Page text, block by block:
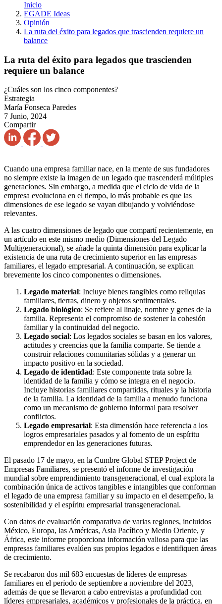
Inicio
EGADE Ideas
Opinión
La ruta del éxito para legados que trascienden requiere un
balance
La ruta del éxito para legados que trascienden
requiere un balance
¿Cuáles son los cinco componentes?
Estrategia
María Fonseca Paredes
7 Junio, 2024
Compartir
Cuando una empresa familiar nace, en la mente de sus fundadores
no siempre existe la imagen de un legado que trascenderá múltiples
generaciones. Sin embargo, a medida que el ciclo de vida de la
empresa evoluciona en el tiempo, lo más probable es que las
dimensiones de ese legado se vayan dibujando y volviéndose
relevantes.
A las cuatro dimensiones de legado que compartí recientemente, en
un artículo en este mismo medio (Dimensiones del Legado
Multigeneracional), se añade la quinta dimensión para explicar la
existencia de una ruta de crecimiento superior en las empresas
familiares, el legado empresarial. A continuación, se explican
brevemente los cinco componentes o dimensiones.
Legado material: Incluye bienes tangibles como reliquias
familiares, tierras, dinero y objetos sentimentales.
Legado biológico: Se refiere al linaje, nombre y genes de la
familia. Representa el compromiso de sostener la cohesión
familiar y la continuidad del negocio.
Legado social: Los legados sociales se basan en los valores,
actitudes y creencias que la familia comparte. Se tiende a
construir relaciones comunitarias sólidas y a generar un
impacto positivo en la sociedad.
Legado de identidad: Este componente trata sobre la
identidad de la familia y cómo se integra en el negocio.
Incluye historias familiares compartidas, rituales y la historia
de la familia. La identidad de la familia a menudo funciona
como un mecanismo de gobierno informal para resolver
conflictos.
Legado empresarial: Esta dimensión hace referencia a los
logros empresariales pasados y al fomento de un espíritu
emprendedor en las generaciones futuras.
El pasado 17 de mayo, en la Cumbre Global STEP Project de
Empresas Familiares, se presentó el informe de investigación
mundial sobre emprendimiento transgeneracional, el cual explora la
combinación única de activos tangibles e intangibles que conforman
el legado de una empresa familiar y su impacto en el desempeño, la
sostenibilidad y el espíritu empresarial transgeneracional.
Con datos de evaluación comparativa de varias regiones, incluidos
México, Europa, las Américas, Asia Pacífico y Medio Oriente, y
África, este informe proporciona información valiosa para que las
empresas familiares evalúen sus propios legados e identifiquen áreas
de crecimiento.
Se recabaron dos mil 683 encuestas de líderes de empresas
familiares en el período de septiembre a noviembre del 2023,
además de que se llevaron a cabo entrevistas a profundidad con
líderes empresariales, académicos y profesionales de la práctica, en